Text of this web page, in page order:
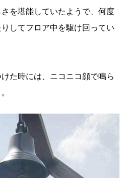
を堪能していたようで、何度
してフロア中を駆け回ってい
た時には、ニコニコ顔で鳴ら